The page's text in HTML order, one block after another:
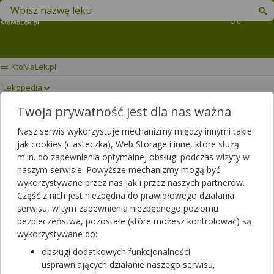
Koszyk
Znajdź lek w swojej okolicy
KtoMaLek.pl
Lekopedia
CALCIUM SANDOZ +
WITAMIN D3
Drukuj/Zapisz
Twoja prywatność jest dla nas ważna
Nasz serwis wykorzystuje mechanizmy między innymi takie
jak cookies (ciasteczka), Web Storage i inne, które służą
m.in. do zapewnienia optymalnej obsługi podczas wizyty w
naszym serwisie. Powyższe mechanizmy mogą być
wykorzystywane przez nas jak i przez naszych partnerów.
Część z nich jest niezbędna do prawidłowego działania
serwisu, w tym zapewnienia niezbędnego poziomu
bezpieczeństwa, pozostałe (które możesz kontrolować) są
wykorzystywane do:
obsługi dodatkowych funkcjonalności
usprawniających działanie naszego serwisu,